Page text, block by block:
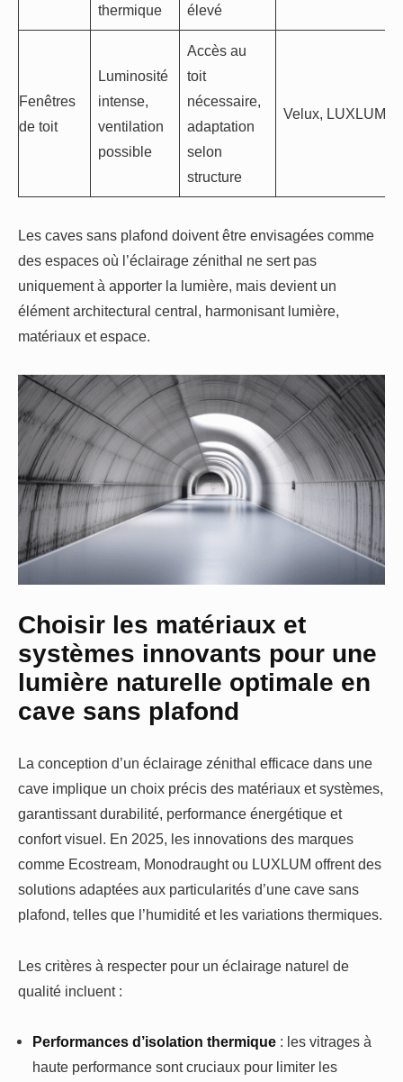
thermique élevé
Fenêtres
de toit
Luminosité
intense,
ventilation
possible
Accès au
toit
nécessaire,
adaptation
selon
structure
Velux, LUXLUM
Les caves sans plafond doivent être envisagées comme
des espaces où l’éclairage zénithal ne sert pas
uniquement à apporter la lumière, mais devient un
élément architectural central, harmonisant lumière,
matériaux et espace.
Choisir les matériaux et
systèmes innovants pour une
lumière naturelle optimale en
cave sans plafond
La conception d’un éclairage zénithal efficace dans une
cave implique un choix précis des matériaux et systèmes,
garantissant durabilité, performance énergétique et
confort visuel. En 2025, les innovations des marques
comme Ecostream, Monodraught ou LUXLUM offrent des
solutions adaptées aux particularités d’une cave sans
plafond, telles que l’humidité et les variations thermiques.
Les critères à respecter pour un éclairage naturel de
qualité incluent :
Performances d’isolation thermique : les vitrages à
haute performance sont cruciaux pour limiter les